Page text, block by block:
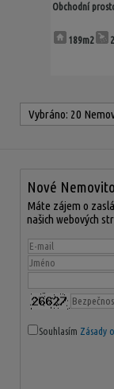
Obchodní
189m2 2
Vybráno: 20
Nové
Máte zájem o
našich webových
Souhlasím Zásady